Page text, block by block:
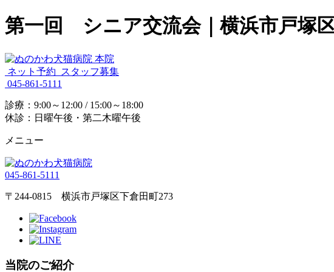
第一回 シニア交流会｜横浜市戸塚
ネット予約
スタッフ募集
045-861-5111
診療：9:00～12:00 / 15:00～18:00
休診：日曜午後・第二木曜午後
メニュー
045-861-5111
〒244-0815 横浜市戸塚区下倉田町273
当院のご紹介